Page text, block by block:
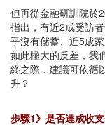
但再從金融研訓院於
指出，有近2成受訪
乎沒有儲蓄、近5成
如此極大的反差，我
終之際，建議可依循
升？
步驟1》是否達成收